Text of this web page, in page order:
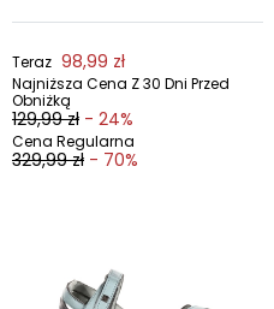
Teraz 98,99 zł
Najniższa Cena Z 30 Dni Przed
Obniżką
129,99 zł - 24%
Cena Regularna
329,99 zł - 70%